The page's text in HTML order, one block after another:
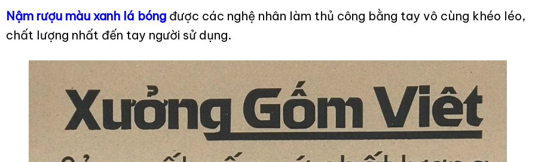
Nậm rượu màu xanh lá bóngđược các nghệ nhân làm thủ công bằng tay vô cùng khéo léo,
chất lượng nhất đến tay người sử dụng.